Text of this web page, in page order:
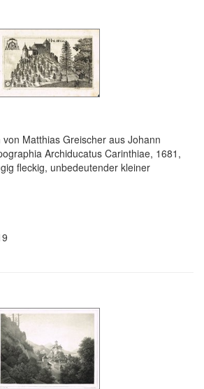
Matthias Greischer aus Johann
Archiducatus Carinthiae, 1681,
fleckig, unbedeutender kleiner